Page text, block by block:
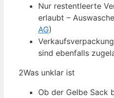
Nur restentleerte
erlaubt –
AG)
sind ebenfalls
2Was unklar ist
Ob der Gelbe Sack